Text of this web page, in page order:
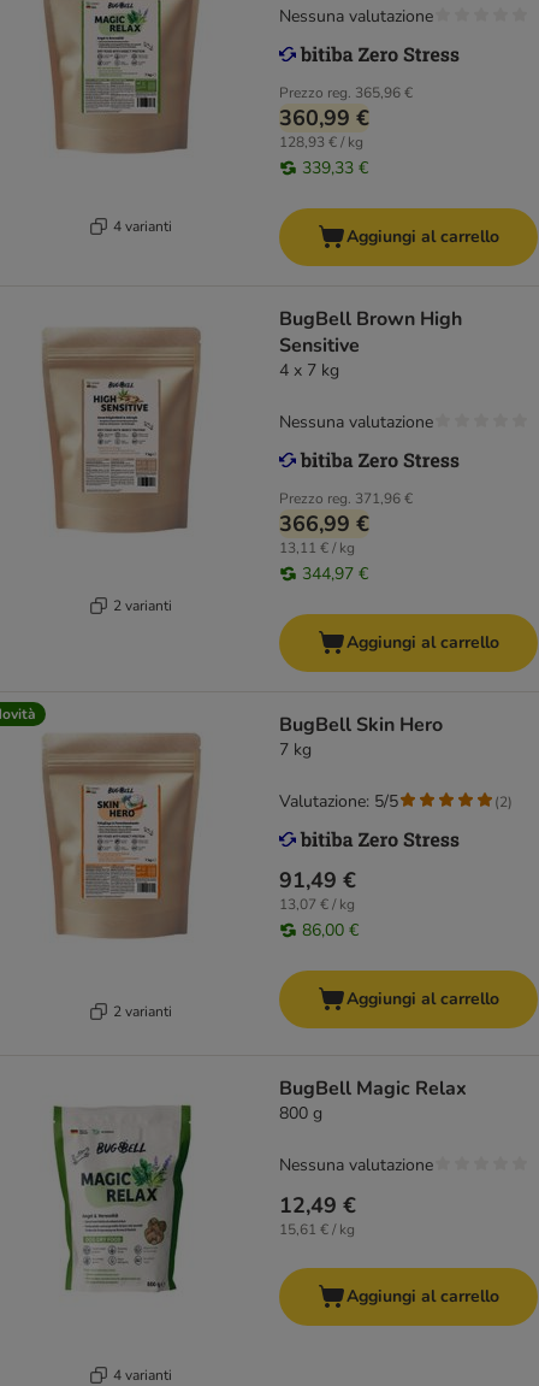
4 varianti
Prezzo reg. 365,96 €
360,99 €
128,93 € / kg
339,33 €
Nessuna valutazione
Aggiungi al carrello
2 varianti
BugBell Brown High
Sensitive
4 x 7 kg
Prezzo reg. 371,96 €
366,99 €
13,11 € / kg
344,97 €
Nessuna valutazione
Aggiungi al carrello
2 varianti
BugBell Skin Hero
7 kg
91,49 €
13,07 € / kg
86,00 €
Valutazione: 5/5 (2)
Aggiungi al carrello
4 varianti
BugBell Magic Relax
800 g
12,49 €
15,61 € / kg
Nessuna valutazione
Aggiungi al carrello